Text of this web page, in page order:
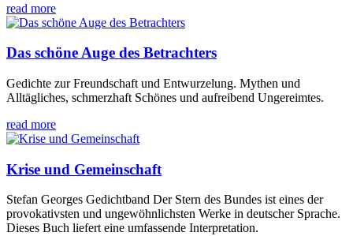
read more
Das schöne Auge des Betrachters
Gedichte zur Freundschaft und Entwurzelung. Mythen und
Alltägliches, schmerzhaft Schönes und aufreibend Ungereimtes.
read more
Krise und Gemeinschaft
Stefan Georges Gedichtband Der Stern des Bundes ist eines der
provokativsten und ungewöhnlichsten Werke in deutscher Sprache.
Dieses Buch liefert eine umfassende Interpretation.